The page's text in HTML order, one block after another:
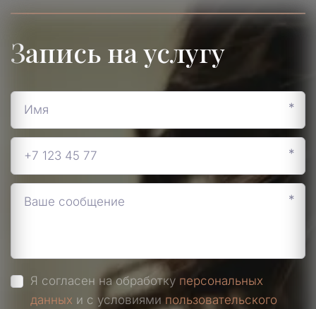
Запись на услугу
*
*
*
Я согласен на обработку персональных
данных и с условиями пользовательского